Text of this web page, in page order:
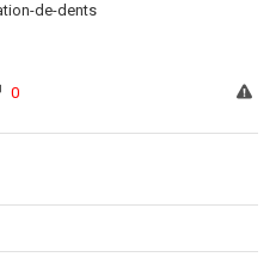
de-dents
0